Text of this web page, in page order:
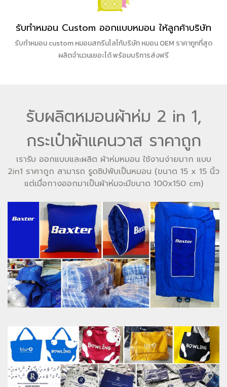
รับทำหมอน Custom ออกแบบหมอน ให้ลูกค้าบริษัท
รับทำหมอน custom หมอนสกรีนโลโก้บริษัท หมอน OEM ราคาถูกที่สุด
ผลิตจำนวนเยอะได้ พร้อมบริการส่งฟรี
รับผลิตหมอนผ้าห่ม 2 in 1,
กระเป๋าผ้าแคนวาส ราคาถูก
เรารับ ออกแบบและผลิต ผ้าห่มหมอน ใช้งานง่ายมาก แบบ
2in1 ราคาถูก สามารถ รูดซิปพับเป็นหมอน (ขนาด 15 x 15 นิ้ว
แต่เมื่อกางออกมาเป็นผ้าห่มจะมีขนาด 100x150 cm)